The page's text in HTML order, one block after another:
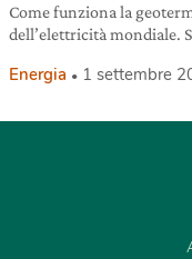
Come funziona la
dell’elettricità mondiale.
Energia 1 settembre